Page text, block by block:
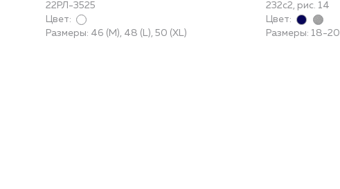
22РЛ-3525
Цвет:
Размеры: 46 (M), 48 (L), 50 (XL)
232с2, рис. 14
Цвет:
Размеры: 18-20